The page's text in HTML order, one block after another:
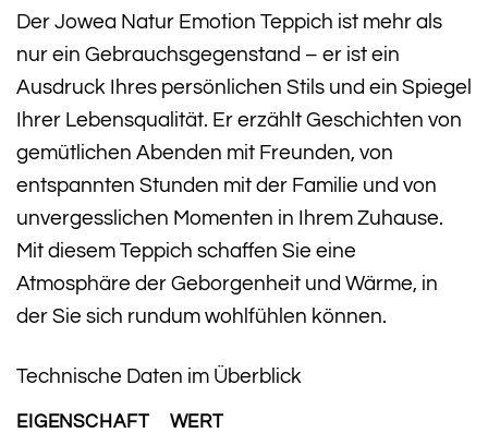
Der Jowea Natur Emotion Teppich ist mehr als
nur ein Gebrauchsgegenstand – er ist ein
Ausdruck Ihres persönlichen Stils und ein Spiegel
Ihrer Lebensqualität. Er erzählt Geschichten von
gemütlichen Abenden mit Freunden, von
entspannten Stunden mit der Familie und von
unvergesslichen Momenten in Ihrem Zuhause.
Mit diesem Teppich schaffen Sie eine
Atmosphäre der Geborgenheit und Wärme, in
der Sie sich rundum wohlfühlen können.
Technische Daten im Überblick
EIGENSCHAFT WERT